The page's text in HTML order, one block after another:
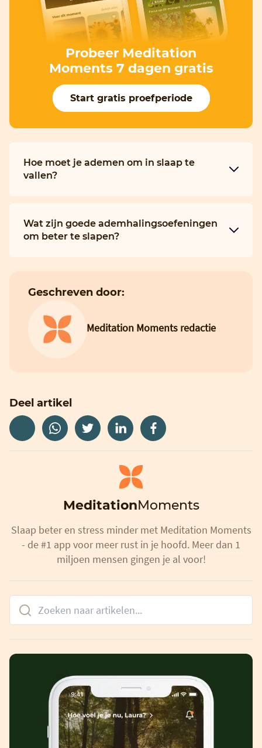
Probeer Meditation
Moments 7 dagen gratis
Start gratis proefperiode
Hoe moet je ademen om in slaap te
vallen?
Wat zijn goede ademhalingsoefeningen
om beter te slapen?
Geschreven door:
Meditation Moments redactie
Deel artikel
MeditationMoments
Slaap beter en stress minder met Meditation Moments
- de #1 app voor meer rust in je hoofd. Meer dan 1
miljoen mensen gingen je al voor!